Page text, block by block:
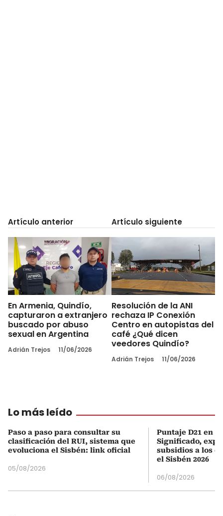
Artículo anterior
En Armenia, Quindío,
capturaron a extranjero
buscado por abuso
sexual en Argentina
Adrián Trejos 11/06/2026
Artículo siguiente
Resolución de la ANI
rechaza IP Conexión
Centro en autopistas del
café ¿Qué dicen
veedores Quindío?
Adrián Trejos 11/06/2026
Lo más leído
Paso a paso para consultar su
clasificación del RUI, sistema que
evoluciona el Sisbén: link oficial
05/08/2026
Puntaje D21 en
Significado,
subsidios a los
el Sisbén 2026
06/08/2026